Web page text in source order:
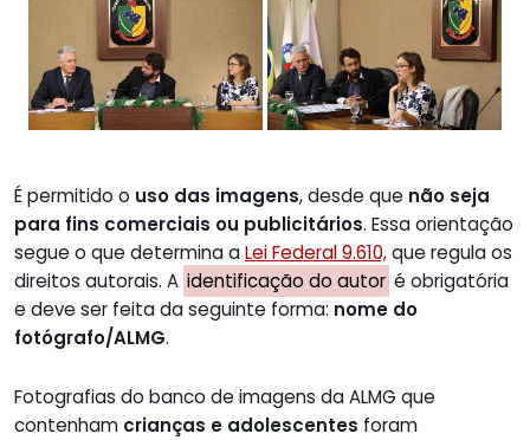
É permitido o uso das imagens, desde que não seja
para fins comerciais ou publicitários. Essa orientação
segue o que determina aLei Federal 9.610,que regula os
direitos autorais. A identificação do autor é obrigatória
e deve ser feita da seguinte forma: nome do
fotógrafo/ALMG.
Fotografias do banco de imagens da ALMG que
contenham crianças e adolescentes foram